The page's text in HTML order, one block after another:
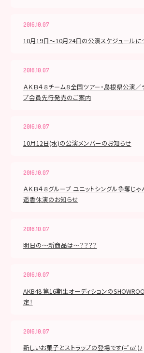
2016.10.07
10月19日～10月24日の公演スケジュールに
2016.10.07
ＡＫＢ４８チーム８全国ツアー・島根県公演
プ会員先行発売のご案内
2016.10.07
10月12日(水)の公演メンバーのお知らせ
2016.10.07
ＡＫＢ４８グループ ユニットシングル争奪じ
遥香休演のお知らせ
2016.10.07
明日の～新商品は～？？？？
2016.10.07
AKB48 第16期生オーディションの
定！
2016.10.07
新しいお菓子とストラップの登場です(=ﾟωﾟ)ﾉ